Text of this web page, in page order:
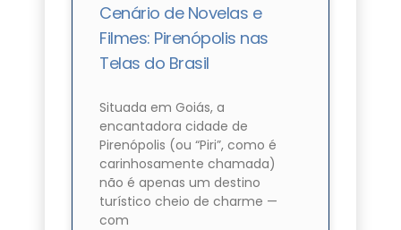
Cenário de Novelas e
Filmes: Pirenópolis nas
Telas do Brasil
Situada em Goiás, a
encantadora cidade de
Pirenópolis (ou “Piri”, como é
carinhosamente chamada)
não é apenas um destino
turístico cheio de charme —
com